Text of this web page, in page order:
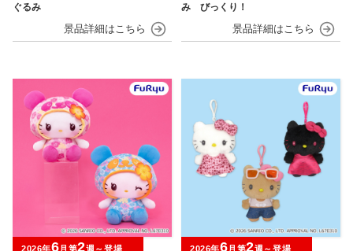
ぐるみ
み びっくり！
2026年6月第2週～登場 2026年6月第2週～登場